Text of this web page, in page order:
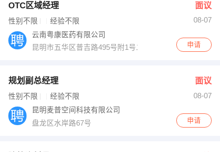
OTC区域经理 面议
性别不限 经验不限
08-07
云南粤康医药有限公司
昆明市五华区普吉路495号附1号二栋
申请
规划副总经理 面议
性别不限 经验不限
08-07
昆明麦普空间科技有限公司
盘龙区水岸路67号
申请